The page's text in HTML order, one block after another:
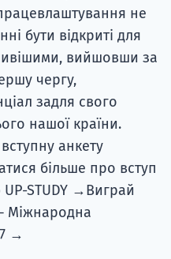
не
бути відкриті для
вийшовши за
чергу,
задля свого
нашої країни.
анкету
більше про вступ
STUDY →Виграй
Міжнародна
→